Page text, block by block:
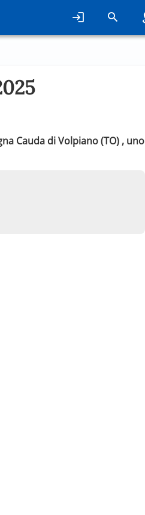
Cauda di Volpiano (TO) , uno